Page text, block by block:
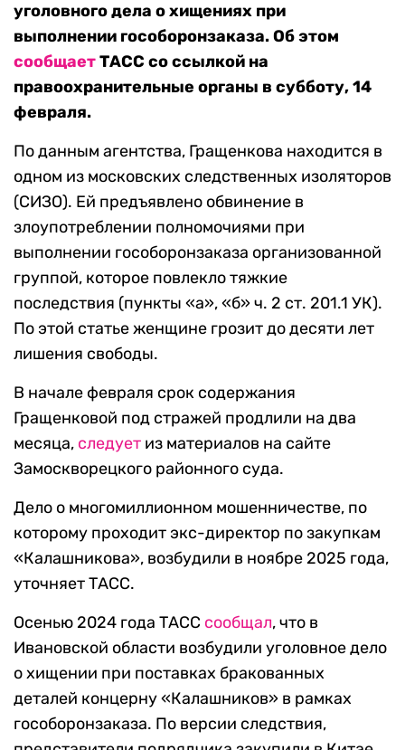
уголовного дела о хищениях при
выполнении гособоронзаказа. Об этом
сообщаетТАСС со ссылкой на
правоохранительные органы в субботу, 14
февраля.
По данным агентства, Гращенкова находится в
одном из московских следственных изоляторов
(СИЗО). Ей предъявлено обвинение в
злоупотреблении полномочиями при
выполнении гособоронзаказа организованной
группой, которое повлекло тяжкие
последствия (пункты «а», «б» ч. 2 ст. 201.1 УК).
По этой статье женщине грозит до десяти лет
лишения свободы.
В начале февраля срок содержания
Гращенковой под стражей продлили на два
месяца, следует из материалов на сайте
Замоскворецкого районного суда.
Дело о многомиллионном мошенничестве, по
которому проходит экс-директор по закупкам
«Калашникова», возбудили в ноябре 2025 года,
уточняет ТАСС.
Осенью 2024 года ТАСС сообщал, что в
Ивановской области возбудили уголовное дело
о хищении при поставках бракованных
деталей концерну «Калашников» в рамках
гособоронзаказа. По версии следствия,